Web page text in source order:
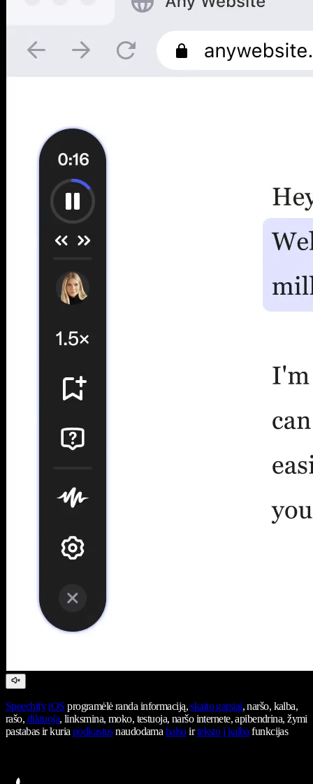
Speechify iOS programėlė randa informaciją,skaito garsiai, naršo, kalba,
rašo, diktuoja, linksmina, moko, testuoja, naršo internete, apibendrina, žymi
pastabas ir kuriapodkastusnaudodamabalsoirteksto į kalbąfunkcijas